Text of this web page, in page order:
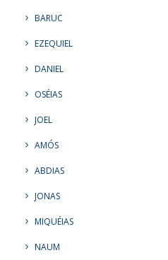
BARUC
EZEQUIEL
DANIEL
OSÉIAS
JOEL
AMÓS
ABDIAS
JONAS
MIQUÉIAS
NAUM